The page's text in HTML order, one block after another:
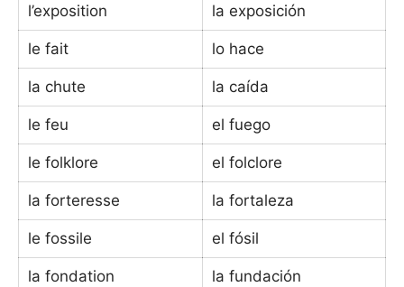
l’exposition la exposición
le fait lo hace
la chute la caída
le feu el fuego
le folklore el folclore
la forteresse la fortaleza
le fossile el fósil
la fondation la fundación